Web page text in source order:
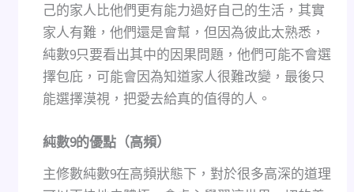
己的家人比他們更有能力過好自己的生活，其實
家人有難，他們還是會幫，但因為彼此太熟悉，
純數9只要看出其中的因果問題，他們可能不會選
擇包庇，可能會因為知道家人很難改變，最後只
能選擇漠視，把愛去給真的值得的人。
純數9的優點（高頻）
主修數純數9在高頻狀態下，對於很多高深的道理